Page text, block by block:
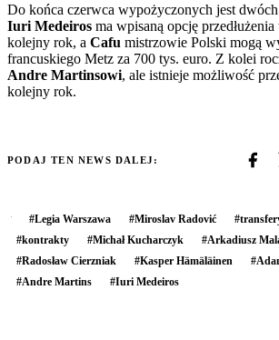
Do końca czerwca wypożyczonych jest
Iuri Medeiros ma wpisaną opcję
kolejny rok, a Cafu mistrzowie Polski mogą
francuskiego Metz za 700 tys. euro. Z kolei
Andre Martinsowi, ale istnieje możliwość
kolejny rok.
PODAJ TEN NEWS DALEJ:
#Legia Warszawa #Miroslav Radović #
#kontrakty #Michał Kucharczyk #Arkadiusz
#Radosław Cierzniak #Kasper Hämäläinen #
#Andre Martins #Iuri Medeiros